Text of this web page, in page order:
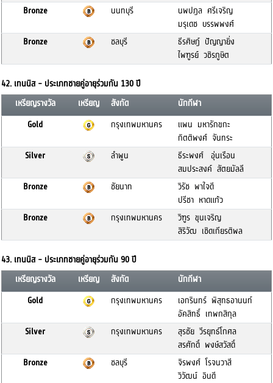
Bronze
นนทบุรี
นพปฎล ศรีเจริญ
มรุเดช บรรพพงศ์
Bronze
ชลบุรี
ธีรศิษฎ์ ปัญญายิ่ง
ไพฑูรย์ วชิรภูษิต
42. เทนนิส - ประเภทชายคู่อายุร่วมกัน 130 ปี
เหรียญรางวัล
เหรียญ สังกัด
นักกีฬา
Gold
กรุงเทพมหานคร
แพน มหารักขกะ
กิตติพงศ์ จันทระ
Silver
ลำพูน
ธีระพงศ์ อุ่นเรือน
สมประสงค์ สัตยมัลลี
Bronze
ชัยนาท
วิรัช พาใจดี
ปรีชา หาดแก้ว
Bronze
กรุงเทพมหานคร
วิฑูร ขุนเจริญ
สิริวัฒ เชิดเกียรติพล
43. เทนนิส - ประเภทชายคู่อายุร่วมกัน 90 ปี
เหรียญรางวัล
เหรียญ สังกัด
นักกีฬา
Gold
กรุงเทพมหานคร
เอกรินทร์ พิสุทธอานนท์
อัคสิทธิ์ เทพกสิกุล
Silver
กรุงเทพมหานคร
สุรชัย วีรยุทธ์โกศล
สรศักดิ์ พงษ์สวัสดิ์
Bronze
ชลบุรี
จิรพงศ์ โรจนวาสี
วิวัฒน์ อินดี